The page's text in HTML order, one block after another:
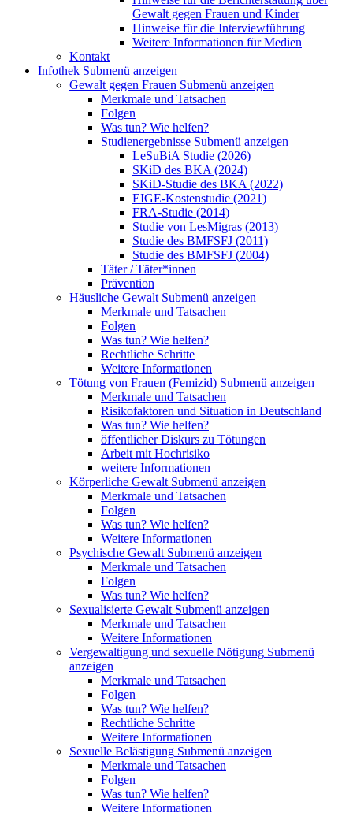
Gewalt gegen Frauen und Kinder
Hinweise für die Interviewführung
Weitere Informationen für Medien
Kontakt
Infothek Submenü anzeigen
Gewalt gegen Frauen Submenü anzeigen
Merkmale und Tatsachen
Folgen
Was tun? Wie helfen?
Studienergebnisse Submenü anzeigen
LeSuBiA Studie (2026)
SKiD des BKA (2024)
SKiD-Studie des BKA (2022)
EIGE-Kostenstudie (2021)
FRA-Studie (2014)
Studie von LesMigras (2013)
Studie des BMFSFJ (2011)
Studie des BMFSFJ (2004)
Täter / Täter*innen
Prävention
Häusliche Gewalt Submenü anzeigen
Merkmale und Tatsachen
Folgen
Was tun? Wie helfen?
Rechtliche Schritte
Weitere Informationen
Tötung von Frauen (Femizid) Submenü anzeigen
Merkmale und Tatsachen
Risikofaktoren und Situation in Deutschland
Was tun? Wie helfen?
öffentlicher Diskurs zu Tötungen
Arbeit mit Hochrisiko
weitere Informationen
Körperliche Gewalt Submenü anzeigen
Merkmale und Tatsachen
Folgen
Was tun? Wie helfen?
Weitere Informationen
Psychische Gewalt Submenü anzeigen
Merkmale und Tatsachen
Folgen
Was tun? Wie helfen?
Sexualisierte Gewalt Submenü anzeigen
Merkmale und Tatsachen
Weitere Informationen
Vergewaltigung und sexuelle Nötigung Submenü
anzeigen
Merkmale und Tatsachen
Folgen
Was tun? Wie helfen?
Rechtliche Schritte
Weitere Informationen
Sexuelle Belästigung Submenü anzeigen
Merkmale und Tatsachen
Folgen
Was tun? Wie helfen?
Weitere Informationen